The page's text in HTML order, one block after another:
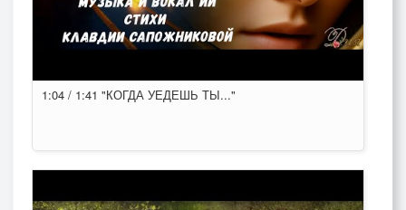
1:04 / 1:41 "КОГДА УЕДЕШЬ ТЫ..."